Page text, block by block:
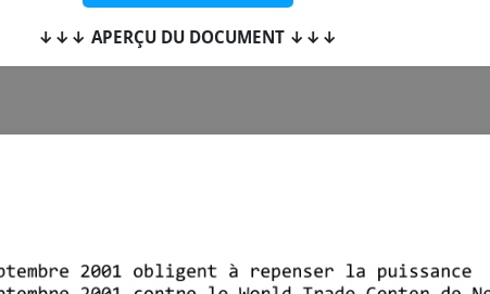
↓↓↓ APERÇU DU DOCUMENT ↓↓↓